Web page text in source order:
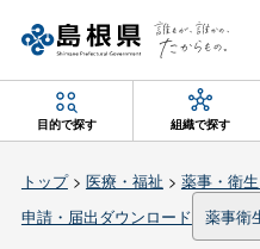
目的で探す 組織で探す
トップ> 医療・福祉 > 薬事・衛
申請・届出ダウンロード
薬事衛